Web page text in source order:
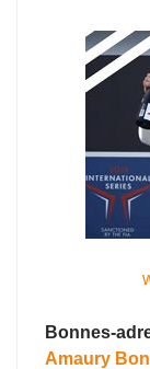
Bonnes-
Amaury